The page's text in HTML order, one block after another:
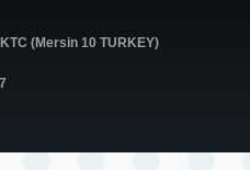
(Mersin 10 TURKEY)